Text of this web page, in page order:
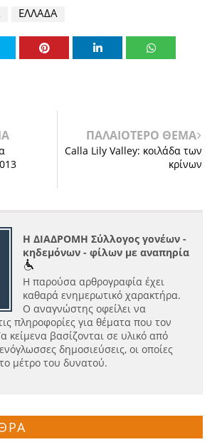
ΕΛΛΑΔΑ
ΠΑΛΑΙΟΤΕΡΟ ΘΕΜΑ
Calla Lily Valley: κοιλάδα των
κρίνων
Η ΔΙΑΔΡΟΜΗ Σύλλογος γονέων -
κηδεμόνων - φίλων με αναπηρία
Η παρούσα αρθρογραφία έχει
καθαρά ενημερωτικό χαρακτήρα.
Ο αναγνώστης οφείλει να
πληροφορίες για θέματα που τον
κείμενα βασίζονται σε υλικό από
δημοσιεύσεις, οι οποίες
μέτρο του δυνατού.